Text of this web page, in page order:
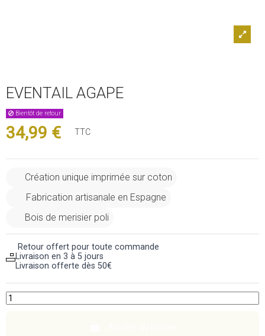
EVENTAIL AGAPE
Bientôt de retour
34,99 € TTC
Création unique imprimée sur coton
Fabrication artisanale en Espagne
Bois de merisier poli
Retour offert pour toute commande
Livraison en 3 à 5 jours
Livraison offerte dès 50€